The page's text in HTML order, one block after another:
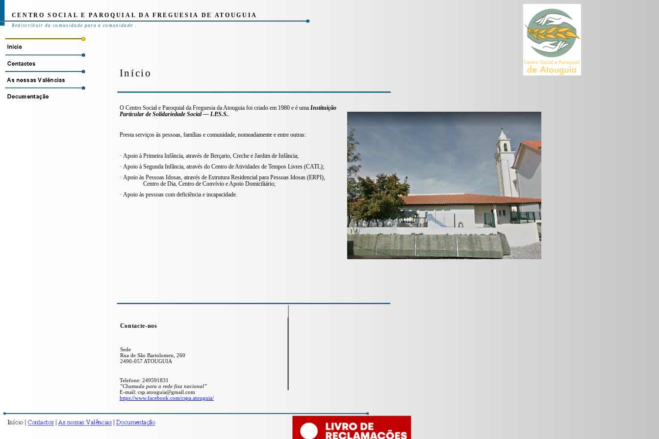
Redistribuir da comunidade para a comunidade
CENTRO SOCIAL E PAROQUIAL DA FREGUESIA DE ATOUGUIA
Início
O Centro Social e Paroquial da Freguesia da Atouguia foi criado em 1980 e é uma Instituição
Particular de Solidariedade Social — I.P.S.S.
Presta serviços às pessoas, famílias e comunidade, nomeadamente e entre outras:
· Apoio à Primeira Infância, através de Berçario, Creche e Jardim de Infância;
· Apoio à Segunda Infância, através do Centro de Atividades de Tempos Livres (CATL);
· Apoio às Pessoas Idosas, através de Estrutura Residencial para Pessoas Idosas (ERPI),
Centro de Dia, Centro de Convívio e Apoio Domiciliário;
· Apoio às pessoas com deficiência e incapacidade.
Sede
Rua de São Bartolomeu, 260
2490-057 ATOUGUIA
Contacte-nos
Telefone: 249591831
”Chamada para a rede fixa nacional”
E-mail: csp.atouguia@gmail.com
https://www.facebook.com/cspa.atouguia/